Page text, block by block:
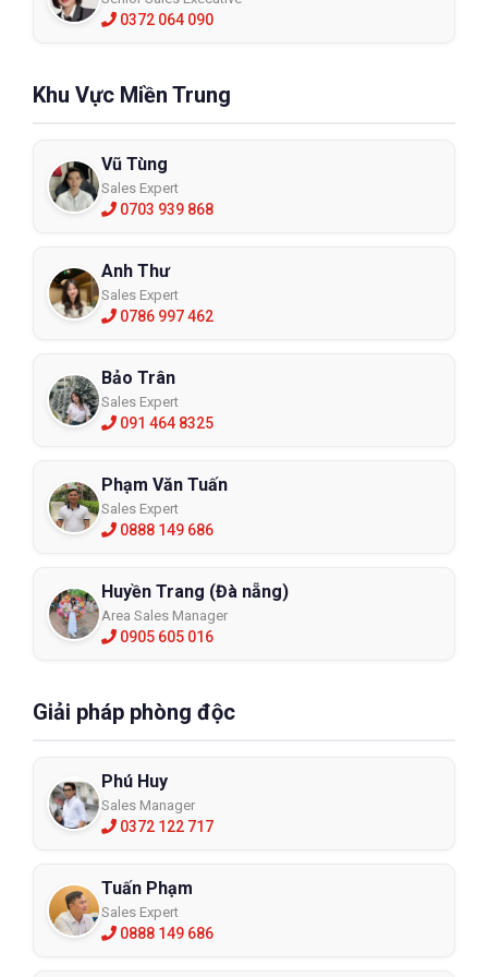
Ủng bảo hộ lao động rêu vàng Thùy
0372 064 090
Khu Vực Miền Trung
Vũ Tùng
Sales Expert
0703 939 868
Anh Thư
Sales Expert
0786 997 462
Bảo Trân
Sales Expert
091 464 8325
Phạm Văn Tuấn
Sales Expert
0888 149 686
Huyền Trang (Đà nẵng)
Area Sales Manager
0905 605 016
Giải pháp phòng độc
Phú Huy
Sales Manager
0372 122 717
Tuấn Phạm
Sales Expert
0888 149 686